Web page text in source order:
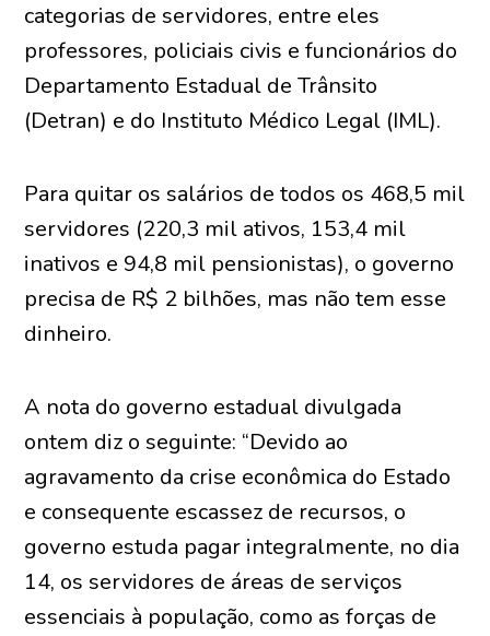
categorias de servidores, entre eles
professores, policiais civis e funcionários do
Departamento Estadual de Trânsito
(Detran) e do Instituto Médico Legal (IML).
Para quitar os salários de todos os 468,5 mil
servidores (220,3 mil ativos, 153,4 mil
inativos e 94,8 mil pensionistas), o governo
precisa de R$ 2 bilhões, mas não tem esse
dinheiro.
A nota do governo estadual divulgada
ontem diz o seguinte: “Devido ao
agravamento da crise econômica do Estado
e consequente escassez de recursos, o
governo estuda pagar integralmente, no dia
14, os servidores de áreas de serviços
essenciais à população, como as forças de